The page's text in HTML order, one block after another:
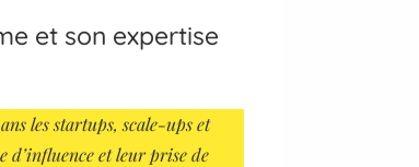
et son expertise
les startups, scale-ups et
d’influence et leur prise de